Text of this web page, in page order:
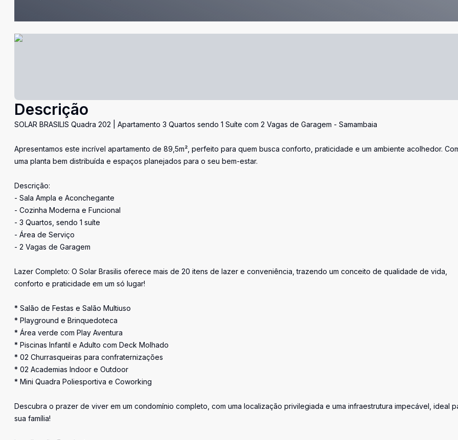
Descrição
SOLAR BRASILIS Quadra 202 | Apartamento 3 Quartos sendo 1 Suíte com 2 Vagas de Garagem - Samambaia
Apresentamos este incrível apartamento de 89,5m², perfeito para quem busca conforto, praticidade e um ambiente acolhedor.
uma planta bem distribuída e espaços planejados para o seu bem-estar.
Descrição:
- Sala Ampla e Aconchegante
- Cozinha Moderna e Funcional
- 3 Quartos, sendo 1 suíte
- Área de Serviço
- 2 Vagas de Garagem
Lazer Completo: O Solar Brasilis oferece mais de 20 itens de lazer e conveniência, trazendo um conceito de qualidade de vida,
conforto e praticidade em um só lugar!
* Salão de Festas e Salão Multiuso
* Playground e Brinquedoteca
* Área verde com Play Aventura
* Piscinas Infantil e Adulto com Deck Molhado
* 02 Churrasqueiras para confraternizações
* 02 Academias Indoor e Outdoor
* Mini Quadra Poliesportiva e Coworking
Descubra o prazer de viver em um condomínio completo, com uma localização privilegiada e uma infraestrutura impecável, ideal
sua família!